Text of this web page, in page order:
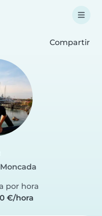
Compartir
por hora
€/hora